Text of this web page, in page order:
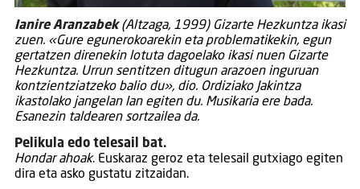
Ianire Aranzabek(Altzaga, 1999) Gizarte Hezkuntza ikasi
zuen. «Gure egunerokoarekin eta problematikekin, egun
gertatzen direnekin lotuta dagoelako ikasi nuen Gizarte
Hezkuntza. Urrun sentitzen ditugun arazoen inguruan
kontzientziatzeko balio du», dio. Ordiziako Jakintza
ikastolako jangelan lan egiten du. Musikaria ere bada.
Esanezin taldearen sortzailea da.
Pelikula edo telesail bat.
Hondar ahoak. Euskaraz geroz eta telesail gutxiago egiten
dira eta asko gustatu zitzaidan.